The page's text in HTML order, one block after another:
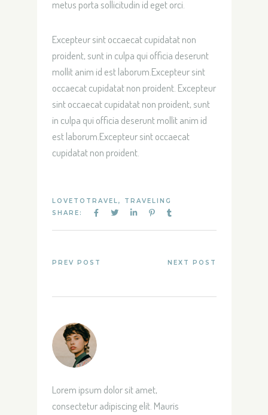
metus porta sollicitudin id eget orci.
Excepteur sint occaecat cupidatat non
proident, sunt in culpa qui officia deserunt
mollit anim id est laborum.Excepteur sint
occaecat cupidatat non proident. Excepteur
sint occaecat cupidatat non proident, sunt
in culpa qui officia deserunt mollit anim id
est laborum.Excepteur sint occaecat
cupidatat non proident.
LOVETOTRAVEL ,
TRAVELING
SHARE:
PREV POST NEXT POST
Lorem ipsum dolor sit amet,
consectetur adipiscing elit. Mauris